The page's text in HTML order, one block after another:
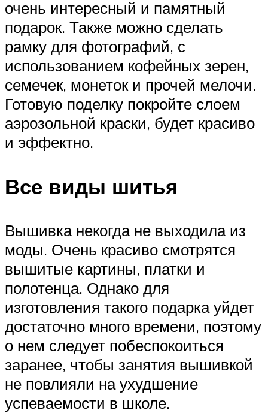
очень интересный и памятный
подарок. Также можно сделать
рамку для фотографий, с
использованием кофейных зерен,
семечек, монеток и прочей мелочи.
Готовую поделку покройте слоем
аэрозольной краски, будет красиво
и эффектно.
Все виды шитья
Вышивка некогда не выходила из
моды. Очень красиво смотрятся
вышитые картины, платки и
полотенца. Однако для
изготовления такого подарка уйдет
достаточно много времени, поэтому
о нем следует побеспокоиться
заранее, чтобы занятия вышивкой
не повлияли на ухудшение
успеваемости в школе.